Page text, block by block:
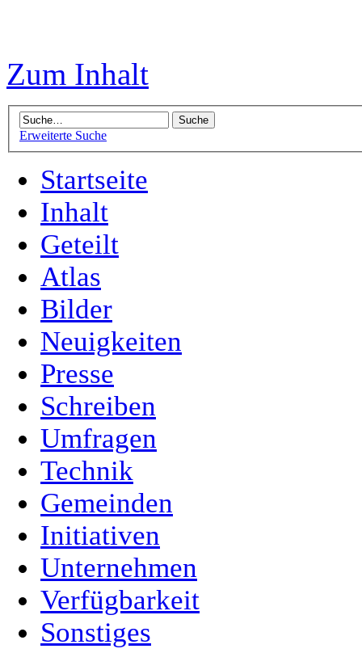
Zum Inhalt
Erweiterte Suche
Startseite
Inhalt
Geteilt
Atlas
Bilder
Neuigkeiten
Presse
Schreiben
Umfragen
Technik
Gemeinden
Initiativen
Unternehmen
Verfügbarkeit
Sonstiges